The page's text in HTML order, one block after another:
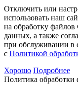
Отключить или
использовать наш
на обработку файлов
данных, а также
при обслуживании в
с Политикой
Хорошо Подробнее
Политика обработки